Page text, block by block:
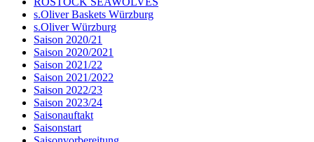
s.Oliver Baskets Würzburg
s.Oliver Würzburg
Saison 2020/21
Saison 2020/2021
Saison 2021/22
Saison 2021/2022
Saison 2022/23
Saison 2023/24
Saisonauftakt
Saisonstart